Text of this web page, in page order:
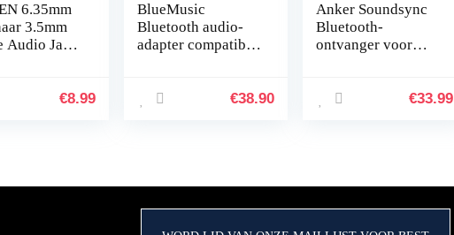
6.35mm
3.5mm
Audio Jack
€8.99
BlueMusic
Bluetooth audio-
adapter compatibel
601, 603, 605, 611,
€38.90
Anker Soundsync
Bluetooth-
ontvanger voor
batterijduur van 12
€33.99